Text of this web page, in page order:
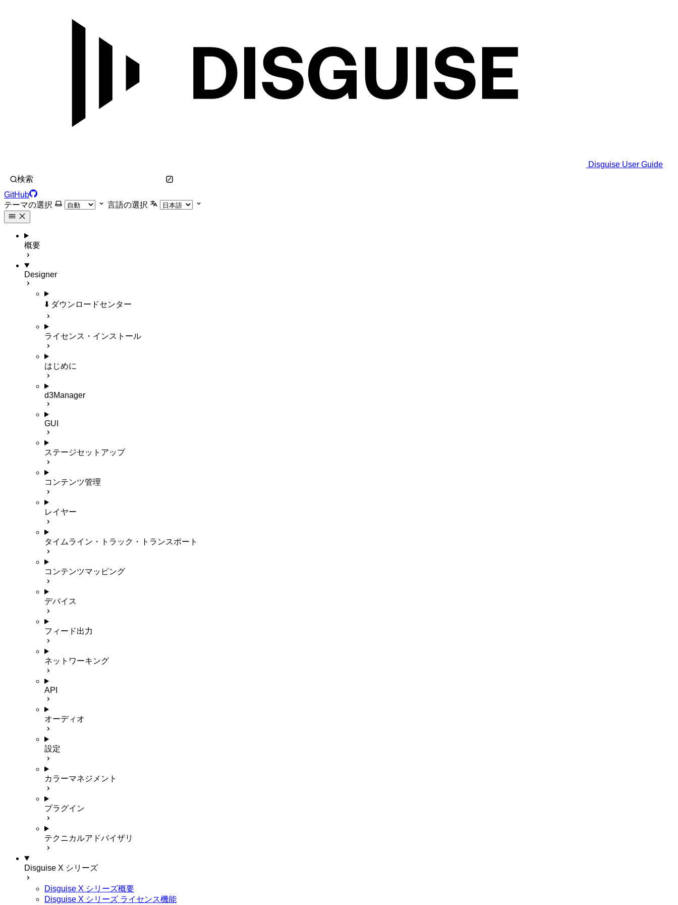
Disguise User Guide
検索
GitHub
テーマの選択
言語の選択
概要
Designer
⬇️ ダウンロードセンター
ライセンス・インストール
はじめに
d3Manager
GUI
ステージセットアップ
コンテンツ管理
レイヤー
タイムライン・トラック・トランスポート
コンテンツマッピング
デバイス
フィード出力
ネットワーキング
API
オーディオ
設定
カラーマネジメント
プラグイン
テクニカルアドバイザリ
Disguise X シリーズ
Disguise X シリーズ概要
Disguise X シリーズ ライセンス機能